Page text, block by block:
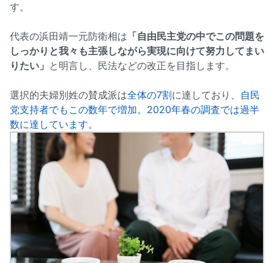
す。
代表の浜田靖一元防衛相は 「自由民主党の中でこの問題を
しっかりと我々も主張しながら実現に向けて努力してまい
りたい」 と明言し、民法などの改正を目指します。
選択的夫婦別姓の賛成派は全体の7割に達しており、 自民
党支持者でもこの数年で増加。2020年春の調査では過半
数に達しています。